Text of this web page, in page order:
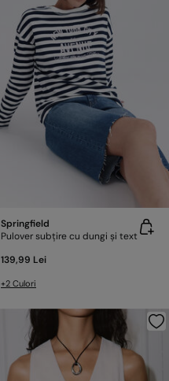
Springfield
Pulover subțire cu dungi și text
139,99 Lei
+2 Culori